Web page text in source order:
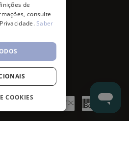
de
consulte
Saber
COOKIES